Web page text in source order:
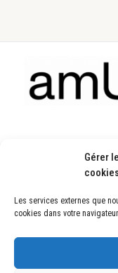
Gérer
Les services externes que
cookies dans votre
Laboratoire d’Astrophysique
38, rue Frédéric Joliot-Curie